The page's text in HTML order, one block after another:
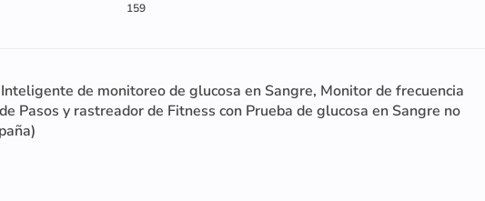
159
de monitoreo de glucosa en Sangre, Monitor de frecuencia
Pasos y rastreador de Fitness con Prueba de glucosa en Sangre no